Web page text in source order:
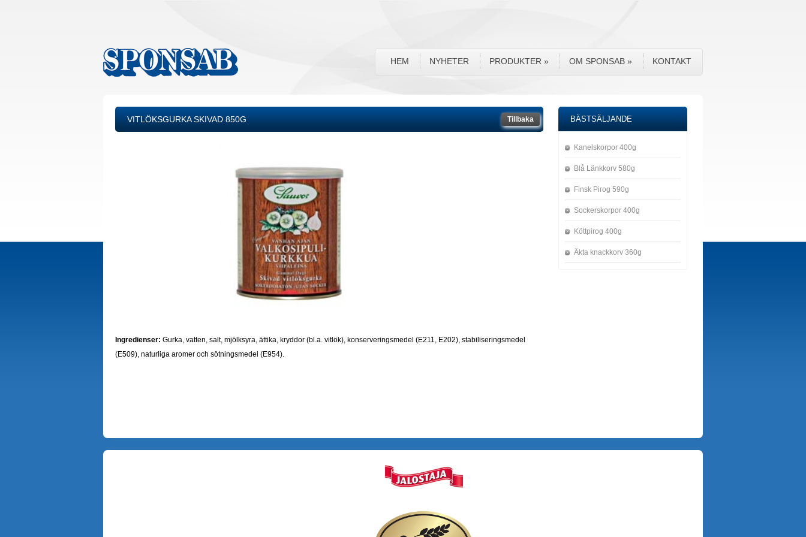
HEM NYHETER PRODUKTER » OM SPONSAB » KONTAKT
Tillbaka
VITLÖKSGURKA SKIVAD 850G
Ingredienser: Gurka, vatten, salt, mjölksyra, ättika, kryddor (bl.a. vitlök), konserveringsmedel (E211, E202), stabiliseringsmedel
(E509), naturliga aromer och sötningsmedel (E954).
BÄSTSÄLJANDE
Kanelskorpor 400g
Blå Länkkorv 580g
Finsk Pirog 590g
Sockerskorpor 400g
Köttpirog 400g
Äkta knackkorv 360g